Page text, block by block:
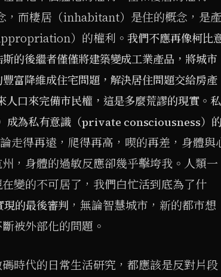
，而棲居（inhabitant）是住的概念，是產
）的權利。 我們不應再像柯比
的後繼者僅僅將建築變成工業產品，將城市
富降維成住宅問題，解決居住問題交給房產
口來完備市民權，這是多麼荒謬的現實。私
為私有意識（private consciousness）
走得再遠，爬得再高，喫的再差，身體與
，身體的過敏反應卻幾乎擊垮我。人類一
變的不可居了，我們白忙活到底為了什
現的最後審判 ，無論智慧城市，新的都市想
被外部化的問題。
時代的日常生活研究，都應該是反對片段